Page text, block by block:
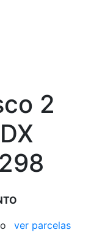
2
ver parcelas